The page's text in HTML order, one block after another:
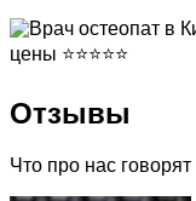
Отзывы
Что про нас